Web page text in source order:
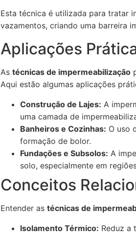
Esta técnica é utilizada para tratar
vazamentos, criando uma barreira
Aplicações
As técnicas de impermeabilização
Aqui estão algumas aplicações
Construção de Lajes: A
uma camada de
Banheiros e Cozinhas: O uso
formação de bolor.
Fundações e Subsolos: A
solo, especialmente em
Conceitos
Entender as técnicas de
Isolamento Térmico: Reduz a